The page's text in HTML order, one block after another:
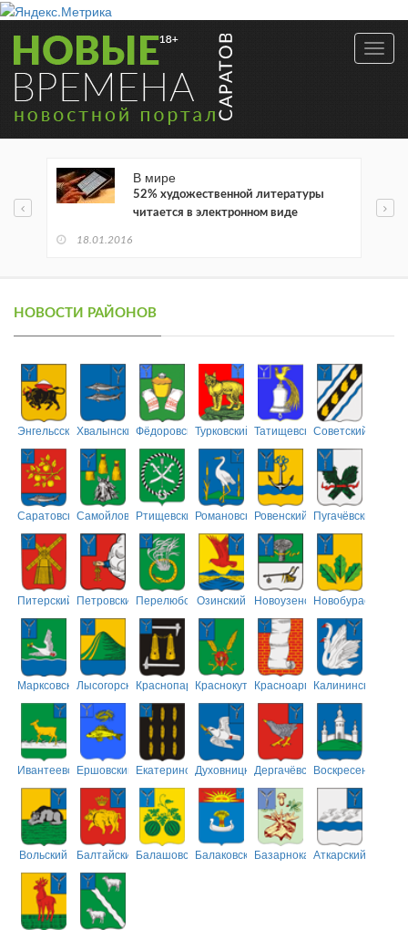
В мире
52% художественной литературы
читается в электронном виде
18.01.2016
НОВОСТИ РАЙОНОВ
ЭнгельсскийХвалынскийФёдоровскийТурковский ТатищевскийСоветский
СаратовскийСамойловскийРтищевскийРомановскийРовенский Пугачёвский
Питерский ПетровскийПерелюбскийОзинский НовоузенскийНовобурасский
МарксовскийЛысогорскийКраснопартизанский
КраснокутскийКрасноармейский
Калининский
ИвантеевскийЕршовский ЕкатериновскийДуховницкийДергачёвскийВоскресенский
Вольский БалтайскийБалашовскийБалаковскийБазарнокарабулакский
Аткарский